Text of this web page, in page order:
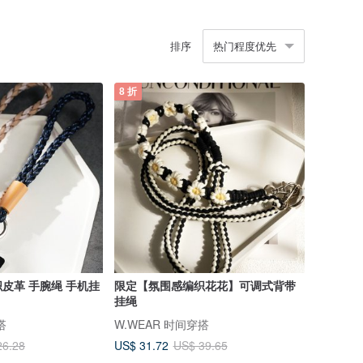
排序 热门程度优先
革 手腕绳 手机挂
8 折
限定【氛围感编织花花】可调式背带
挂绳
W.WEAR 时间穿搭
US$ 31.72 US$ 39.65